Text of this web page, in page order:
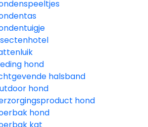
hond
halsband
hond
hond
hond